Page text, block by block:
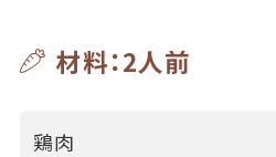
材料：2人前
鶏肉